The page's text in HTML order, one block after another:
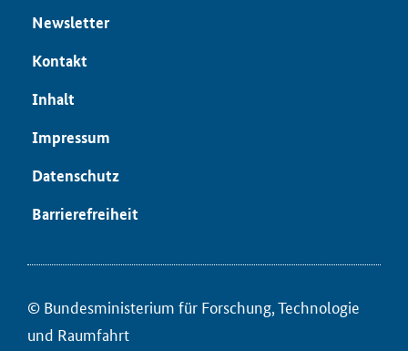
News­let­ter
Kon­takt
In­halt
Im­pres­sum
Da­ten­schutz
Bar­rie­re­frei­heit
© Bun­des­mi­nis­te­ri­um für ­For­schung, Tech­no­lo­gie
und Raum­fahrt